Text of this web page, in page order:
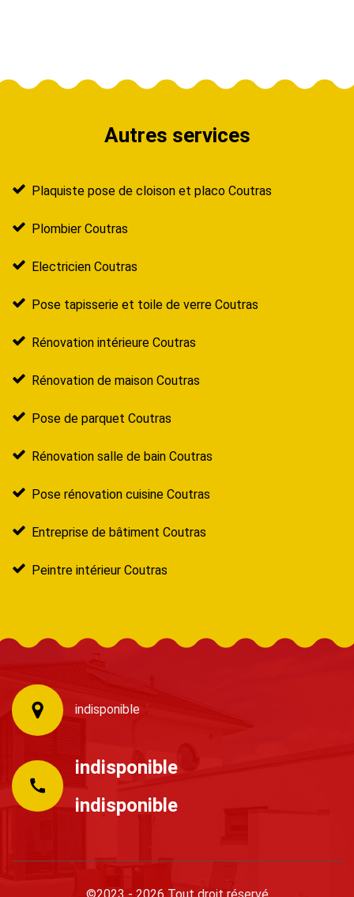
Autres services
Plaquiste pose de cloison et placo Coutras
Plombier Coutras
Electricien Coutras
Pose tapisserie et toile de verre Coutras
Rénovation intérieure Coutras
Rénovation de maison Coutras
Pose de parquet Coutras
Rénovation salle de bain Coutras
Pose rénovation cuisine Coutras
Entreprise de bâtiment Coutras
Peintre intérieur Coutras
indisponible
indisponible
indisponible
©2023 - 2026 Tout droit réservé